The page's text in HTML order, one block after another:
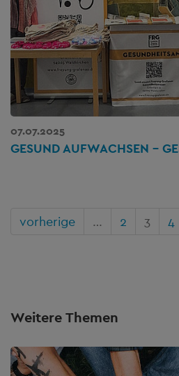
07.07.2025
GESUND AUFWACHSEN –
vorherige … 2 3 4
Weitere Themen